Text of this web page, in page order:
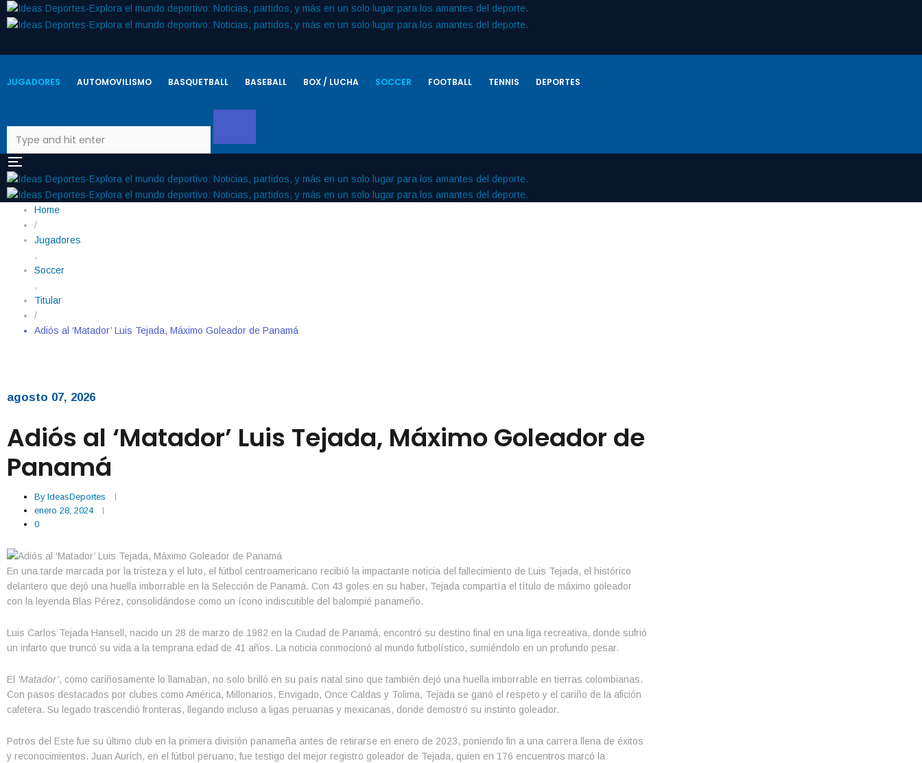
JUGADORES AUTOMOVILISMO BASQUETBALL BASEBALL BOX / LUCHA SOCCER FOOTBALL TENNIS DEPORTES
Home
/
Jugadores
,
Soccer
,
Titular
/
Adiós al ‘Matador’ Luis Tejada, Máximo Goleador de Panamá
agosto 07, 2026
Adiós al ‘Matador’ Luis Tejada, Máximo Goleador de
Panamá
By IdeasDeportes
enero 28, 2024
0
En una tarde marcada por la tristeza y el luto, el fútbol centroamericano recibió la impactante noticia del fallecimiento de Luis Tejada, el histórico
delantero que dejó una huella imborrable en la Selección de Panamá. Con 43 goles en su haber, Tejada compartía el título de máximo goleador
con la leyenda Blas Pérez, consolidándose como un ícono indiscutible del balompié panameño.
Luis Carlos Tejada Hansell, nacido un 28 de marzo de 1982 en la Ciudad de Panamá, encontró su destino final en una liga recreativa, donde sufrió
un infarto que truncó su vida a la temprana edad de 41 años. La noticia conmocionó al mundo futbolístico, sumiéndolo en un profundo pesar.
El ‘Matador’, como cariñosamente lo llamaban, no solo brilló en su país natal sino que también dejó una huella imborrable en tierras colombianas.
Con pasos destacados por clubes como América, Millonarios, Envigado, Once Caldas y Tolima, Tejada se ganó el respeto y el cariño de la afición
cafetera. Su legado trascendió fronteras, llegando incluso a ligas peruanas y mexicanas, donde demostró su instinto goleador.
Potros del Este fue su último club en la primera división panameña antes de retirarse en enero de 2023, poniendo fin a una carrera llena de éxitos
y reconocimientos. Juan Aurich, en el fútbol peruano, fue testigo del mejor registro goleador de Tejada, quien en 176 encuentros marcó la